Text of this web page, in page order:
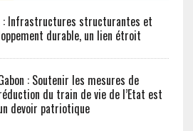
: Infrastructures structurantes et
durable, un lien étroit
: Soutenir les mesures de
du train de vie de l’Etat est
devoir patriotique